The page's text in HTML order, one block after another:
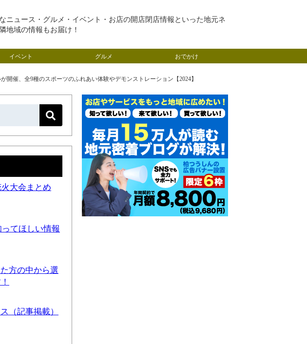
ニュース・グルメ・イベント・お店の開店閉店情報といった地元ネ
地域の情報もお届け！
イベント グルメ おでかけ
開催、全9種のスポーツのふれあい体験やデモンストレーション【2024】
大会まとめ
てほしい情報
方の中から選
（記事掲載）